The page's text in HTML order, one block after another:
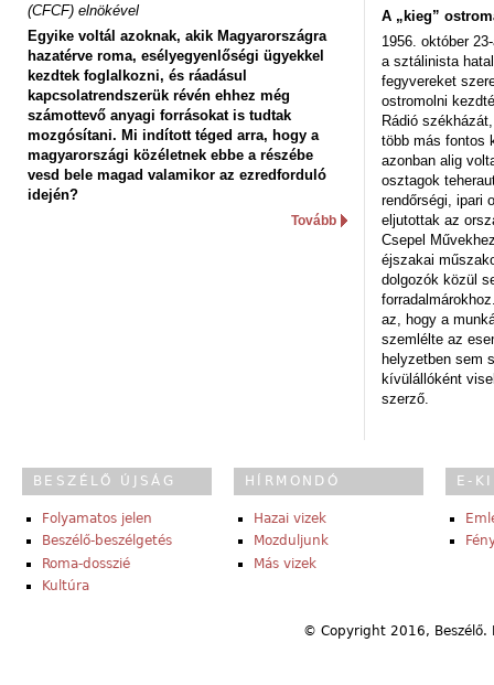
(CFCF) elnökével
Egyike voltál azoknak, akik Magyarországra
hazatérve roma, esélyegyenlőségi ügyekkel
kezdtek foglalkozni, és ráadásul
kapcsolatrendszerük révén ehhez még
számottevő anyagi forrásokat is tudtak
mozgósítani. Mi indított téged arra, hogy a
magyarországi közéletnek ebbe a részébe
vesd bele magad valamikor az ezredforduló
idején?
Tovább
A „kieg”
1956. október
a sztálinista
fegyvereket
ostromolni
Rádió
több más fontos
azonban alig
osztagok
rendőrségi, ipari
eljutottak az
Csepel
éjszakai
dolgozók közül
az, hogy a
szemlélte az
helyzetben sem
kívülállóként
szerző.
BESZÉLŐ ÚJSÁG
Folyamatos jelen
Beszélő-beszélgetés
Roma-dosszié
Kultúra
HÍRMONDÓ
Hazai vizek
Mozduljunk
Más vizek
E-
© Copyright 2016,